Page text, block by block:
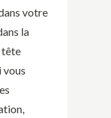
votre
la
tête
vous